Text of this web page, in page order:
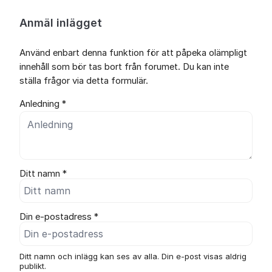
Anmäl inlägget
Använd enbart denna funktion för att påpeka olämpligt
innehåll som bör tas bort från forumet. Du kan inte
ställa frågor via detta formulär.
Anledning *
Ditt namn *
Din e-postadress *
Ditt namn och inlägg kan ses av alla. Din e-post visas aldrig
publikt.